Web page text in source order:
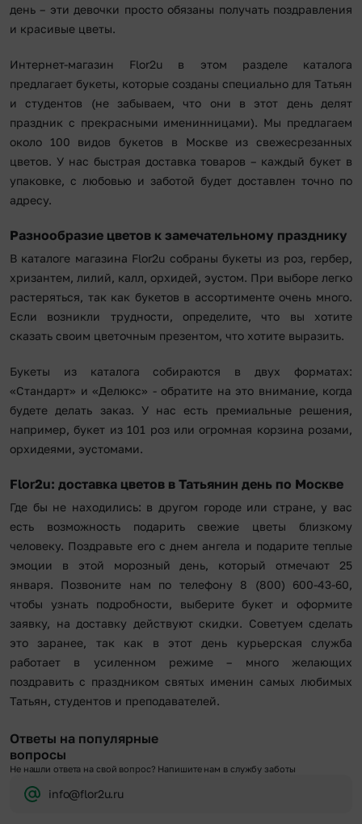
день – эти девочки просто обязаны получать поздравления
и красивые цветы.
Интернет-магазин Flor2u в этом разделе каталога
предлагает букеты, которые созданы специально для Татьян
и студентов (не забываем, что они в этот день делят
праздник с прекрасными именинницами). Мы предлагаем
около 100 видов букетов в Москве из свежесрезанных
цветов. У нас быстрая доставка товаров – каждый букет в
упаковке, с любовью и заботой будет доставлен точно по
адресу.
Разнообразие цветов к замечательному празднику
В каталоге магазина Flor2u собраны букеты из роз, гербер,
хризантем, лилий, калл, орхидей, эустом. При выборе легко
растеряться, так как букетов в ассортименте очень много.
Если возникли трудности, определите, что вы хотите
сказать своим цветочным презентом, что хотите выразить.
Букеты из каталога собираются в двух форматах:
«Стандарт» и «Делюкс» - обратите на это внимание, когда
будете делать заказ. У нас есть премиальные решения,
например, букет из 101 роз или огромная корзина розами,
орхидеями, эустомами.
Flor2u: доставка цветов в Татьянин день по Москве
Где бы не находились: в другом городе или стране, у вас
есть возможность подарить свежие цветы близкому
человеку. Поздравьте его с днем ангела и подарите теплые
эмоции в этой морозный день, который отмечают 25
января. Позвоните нам по телефону 8 (800) 600-43-60,
чтобы узнать подробности, выберите букет и оформите
заявку, на доставку действуют скидки. Советуем сделать
это заранее, так как в этот день курьерская служба
работает в усиленном режиме – много желающих
поздравить с праздником святых именин самых любимых
Татьян, студентов и преподавателей.
Ответы на популярные
вопросы
Не нашли ответа на свой вопрос? Напишите нам в службу заботы
info@flor2u.ru